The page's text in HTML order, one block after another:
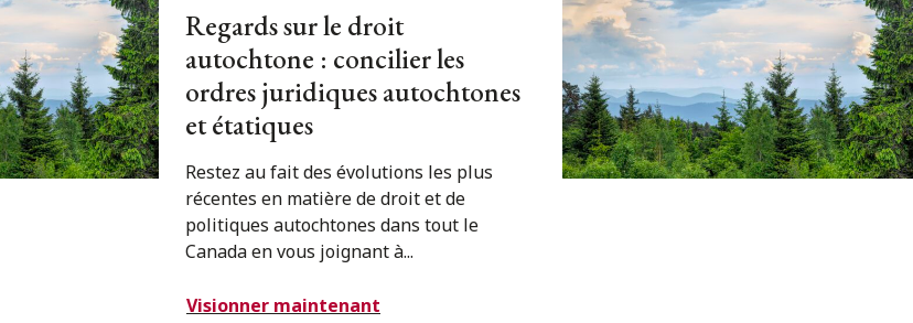
Regards sur le droit
autochtone : concilier les
ordres juridiques autochtones
et étatiques
Restez au fait des évolutions les plus
récentes en matière de droit et de
politiques autochtones dans tout le
Canada en vous joignant à...
Visionner maintenant